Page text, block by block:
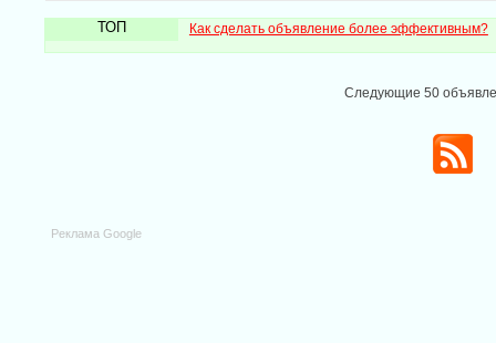
ТОП Как сделать объявление более эффективным?
Следующие 50
Реклама Google